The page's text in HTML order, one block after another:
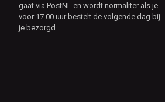
gaat via PostNL en wordt normaliter als je
voor 17.00 uur bestelt de volgende dag bij
je bezorgd.